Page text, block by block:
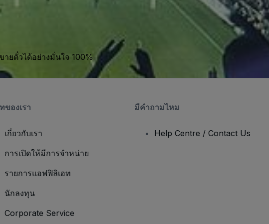
ยตั๋วได้อย่างมั่นใจ 100%
ของเรา
เกี่ยวกับเรา
การเปิดให้มีการจำหน่าย
รายการแอฟฟิลิเอท
นักลงทุน
Corporate Service
มีคําถามไหม
Help Centre / Contact Us